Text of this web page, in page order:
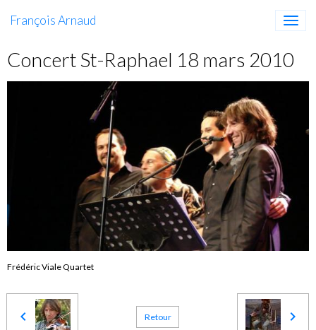
François Arnaud
Concert St-Raphael 18 mars 2010
Frédéric Viale Quartet
Retour